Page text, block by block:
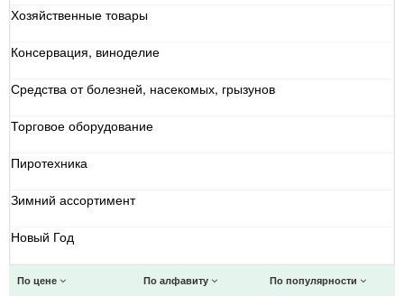
Хозяйственные товары
Консервация, виноделие
Средства от болезней, насекомых, грызунов
Торговое оборудование
Пиротехника
Зимний ассортимент
Новый Год
По цене По алфавиту
По популярности